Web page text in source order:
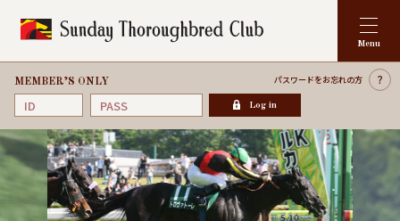
MEMBER’S ONLY
Log in
パスワードをお忘れの方